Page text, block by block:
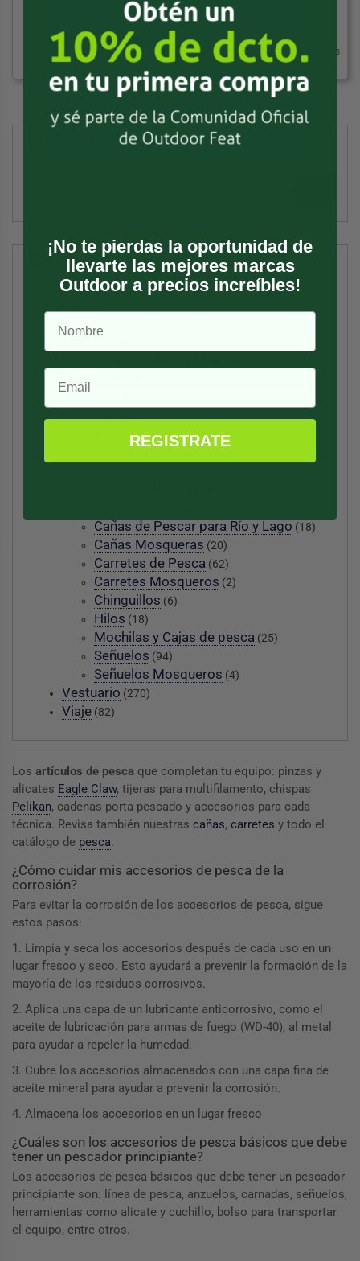
3 cuotas de $20.663 sin interés
3.290
3 cuotas desde $1.097 sin interés
¿Qué estás buscando?
Categorías
Camping
Herramientas
Iluminación y Óptica
Más Outdoor(85)
Cañas de Pescar para Río y Lago (18)
Cañas Mosqueras (20)
Carretes de Pesca (62)
Carretes Mosqueros (2)
Chinguillos (6)
Hilos (18)
Mochilas y Cajas de pesca (25)
Señuelos (94)
Señuelos Mosqueros (4)
Vestuario (270)
Viaje (82)
Los artículos de pesca que completan tu equipo: pinzas y
alicates Eagle Claw, tijeras para multifilamento, chispas
Pelikan, cadenas porta pescado y accesorios para cada
técnica. Revisa también nuestras cañas, carretes y todo el
catálogo de pesca.
¿Cómo cuidar mis accesorios de pesca de la
corrosión?
Para evitar la corrosión de los accesorios de pesca, sigue
estos pasos:
1. Limpia y seca los accesorios después de cada uso en un
lugar fresco y seco. Esto ayudará a prevenir la formación de la
mayoría de los residuos corrosivos.
2. Aplica una capa de un lubricante anticorrosivo, como el
aceite de lubricación para armas de fuego (WD-40), al metal
para ayudar a repeler la humedad.
3. Cubre los accesorios almacenados con una capa fina de
aceite mineral para ayudar a prevenir la corrosión.
4. Almacena los accesorios en un lugar fresco
¿Cuáles son los accesorios de pesca básicos que debe
tener un pescador principiante?
Los accesorios de pesca básicos que debe tener un pescador
principiante son: línea de pesca, anzuelos, carnadas, señuelos,
herramientas como alicate y cuchillo, bolso para transportar
el equipo, entre otros.
¡No te pierdas la oportunidad de
llevarte las mejores marcas
Outdoor a precios increíbles!
REGISTRATE